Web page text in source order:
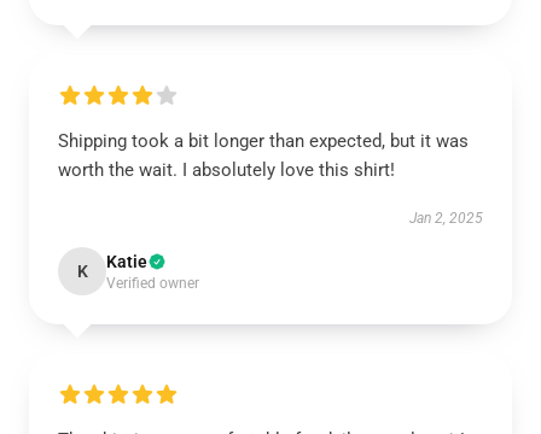
Shipping took a bit longer than expected, but it was
worth the wait. I absolutely love this shirt!
Jan 2, 2025
K Katie
Verified owner